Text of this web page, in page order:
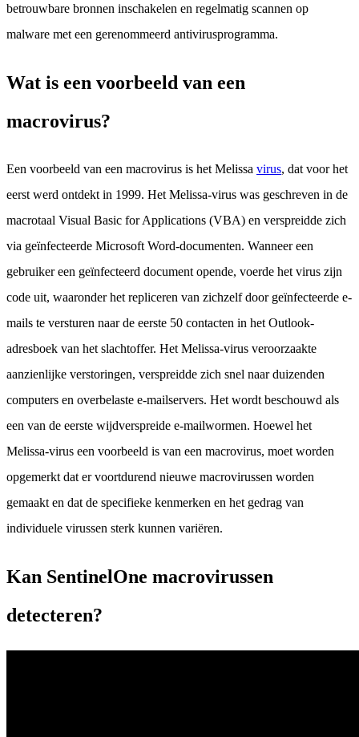
betrouwbare bronnen inschakelen en regelmatig scannen op
malware met een gerenommeerd antivirusprogramma.
Wat is een voorbeeld van een
macrovirus?
Een voorbeeld van een macrovirus is het Melissa virus, dat voor het
eerst werd ontdekt in 1999. Het Melissa-virus was geschreven in de
macrotaal Visual Basic for Applications (VBA) en verspreidde zich
via geïnfecteerde Microsoft Word-documenten. Wanneer een
gebruiker een geïnfecteerd document opende, voerde het virus zijn
code uit, waaronder het repliceren van zichzelf door geïnfecteerde e-
mails te versturen naar de eerste 50 contacten in het Outlook-
adresboek van het slachtoffer. Het Melissa-virus veroorzaakte
aanzienlijke verstoringen, verspreidde zich snel naar duizenden
computers en overbelaste e-mailservers. Het wordt beschouwd als
een van de eerste wijdverspreide e-mailwormen. Hoewel het
Melissa-virus een voorbeeld is van een macrovirus, moet worden
opgemerkt dat er voortdurend nieuwe macrovirussen worden
gemaakt en dat de specifieke kenmerken en het gedrag van
individuele virussen sterk kunnen variëren.
Kan SentinelOne macrovirussen
detecteren?